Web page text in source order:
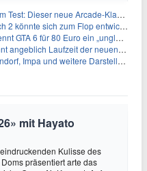
neue Arcade-Klassiker verzeiht dir gar nichts
2 könnte sich zum Flop entwickeln
für 80 Euro ein „unglaubliches Schnäppchen“
Laufzeit der neuen Gameplay-Präsentation
und weitere Darsteller sollen feststehen
mit Hayato
Kulisse des
präsentiert arte das